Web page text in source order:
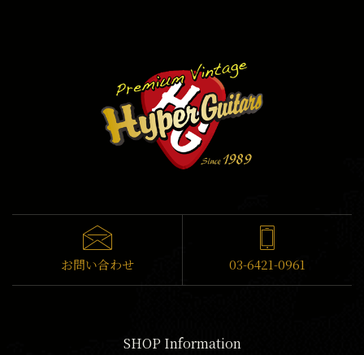
お問い合わせ 03-6421-0961
SHOP Information